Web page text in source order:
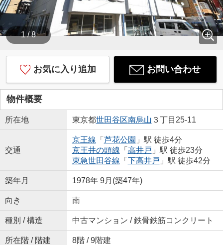
1 / 8
お気に入り追加 お問い合わせ
物件概要
所在地 東京都世田谷区南烏山 ３丁目25-11
交通
京王線 「 芦花公園 」駅 徒歩4分
京王井の頭線 「 高井戸 」駅 徒歩23分
東急世田谷線 「 下高井戸 」駅 徒歩42分
築年月 1978年 9月(築47年)
向き 南
種別 / 構造 中古マンション / 鉄骨鉄筋コンクリート
所在階 / 階建 8階 / 9階建